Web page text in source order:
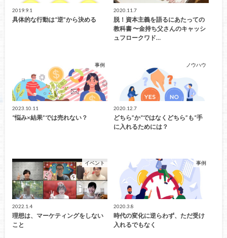
2019.9.1
具体的な行動は“逆”から決める
2020.11.7
脱！資本主義を語るにあたっての
教科書 〜金持ち父さんのキャッシ
ュフロークワド…
事例
2023.10.11
“悩み×結果”では売れない？
ノウハウ
2020.12.7
どちら”か“ではなくどちら”も“手
に入れるためには？
イベント
2022.1.4
理想は、マーケティングをしない
こと
事例
2020.3.8
時代の変化に逆らわず、ただ受け
入れるでもなく